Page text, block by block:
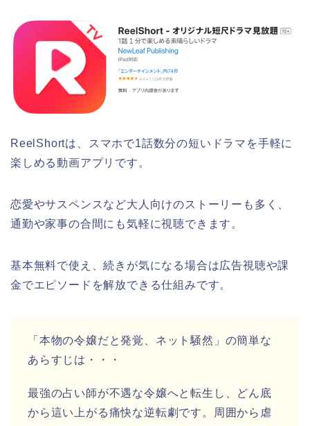
ReelShortは、スマホで1話数分の短いドラマを手軽に
楽しめる動画アプリです。
恋愛やサスペンスなど大人向けのストーリーも多く、
通勤や家事の合間にも気軽に視聴できます。
基本無料で使え、続きが気になる場合は広告視聴や課
金でエピソードを解放できる仕組みです。
「本物の令嬢だと発覚、ネット騒然」の簡単な
あらすじ は・・・
最強の占い師が不遇な令嬢へと転生し、どん底
から這い上がる痛快な逆転劇です。周囲から虐